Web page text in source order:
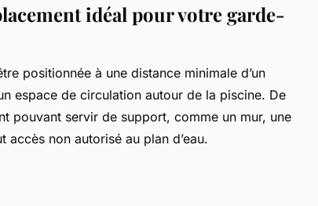
idéal pour votre garde-
positionnée à une distance minimale d’un
espace de circulation autour de la piscine. De
pouvant servir de support, comme un mur, une
non autorisé au plan d’eau.